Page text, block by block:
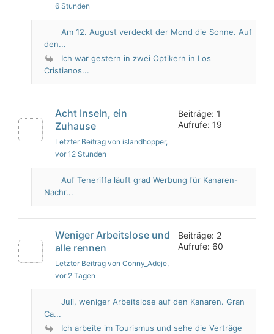
6 Stunden
Am 12. August verdeckt der Mond die Sonne. Auf
den...
Ich war gestern in zwei Optikern in Los
Cristianos...
Acht Inseln, ein
Zuhause
Letzter Beitrag von islandhopper,
vor 12 Stunden
Beiträge: 1
Aufrufe: 19
Auf Teneriffa läuft grad Werbung für Kanaren-
Nachr...
Weniger Arbeitslose und
alle rennen
Letzter Beitrag von Conny_Adeje,
vor 2 Tagen
Beiträge: 2
Aufrufe: 60
Juli, weniger Arbeitslose auf den Kanaren. Gran
Ca...
Ich arbeite im Tourismus und sehe die Verträge